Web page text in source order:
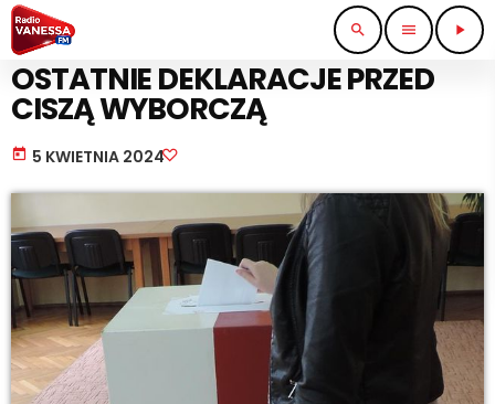
search menu play_arrow
BEZ KATEGORII
OSTATNIE DEKLARACJE PRZED
CISZĄ WYBORCZĄ
today 5 KWIETNIA 2024